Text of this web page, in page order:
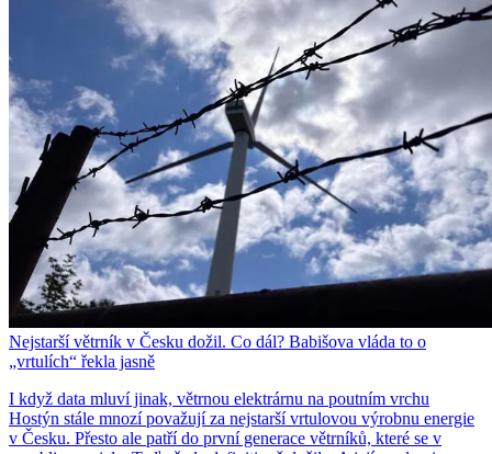
Nejstarší větrník v Česku dožil. Co dál? Babišova vláda to o
„vrtulích“ řekla jasně
I když data mluví jinak, větrnou elektrárnu na poutním vrchu
Hostýn stále mnozí považují za nejstarší vrtulovou výrobnu energie
v Česku. Přesto ale patří do první generace větrníků, které se v